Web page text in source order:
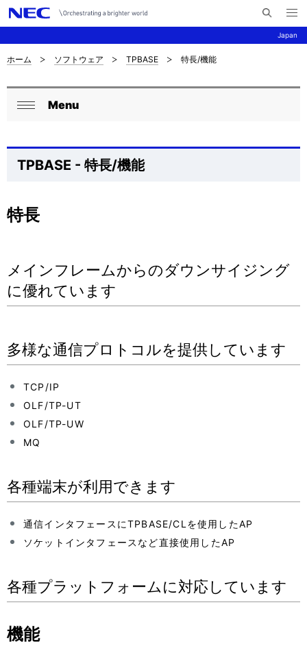
Japan
イ
メ
ニ
ュ
ナ
ビ
シ
サ
イ
ト
の
在
置
ホーム ソフトウェア TPBASE 特長/機能
ロ
カ
ナ
ゲ
ー
ョ
ン
Menu
TPBASE - 特長/機能
特長
メインフレームからのダウンサイジング
に優れています
多様な通信プロトコルを提供しています
TCP/IP
OLF/TP-UT
OLF/TP-UW
MQ
各種端末が利用できます
通信インタフェースにTPBASE/CLを使用したAP
ソケットインタフェースなど直接使用したAP
各種プラットフォームに対応しています
機能